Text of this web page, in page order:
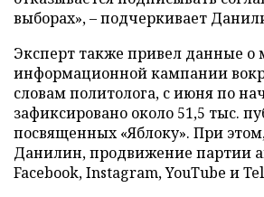
выборах», – подчеркивает
Эксперт также привел данные о
информационной кампании
словам политолога, с июня по
зафиксировано около 51,5 тыс.
посвященных «Яблоку». При
Данилин, продвижение партии
Facebook, Instagram, YouTube и